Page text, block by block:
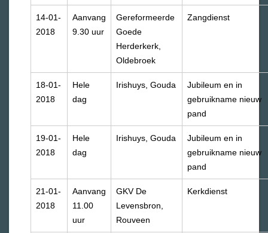
14-01-
2018
Aanvang
9.30 uur
Gereformeerde
Goede
Herderkerk,
Oldebroek
Zangdienst
18-01-
2018
Hele
dag
Irishuys, Gouda
Jubileum en in
gebruikname nieuw
pand
19-01-
2018
Hele
dag
Irishuys, Gouda
Jubileum en in
gebruikname nieuw
pand
21-01-
2018
Aanvang
11.00
uur
GKV De
Levensbron,
Rouveen
Kerkdienst